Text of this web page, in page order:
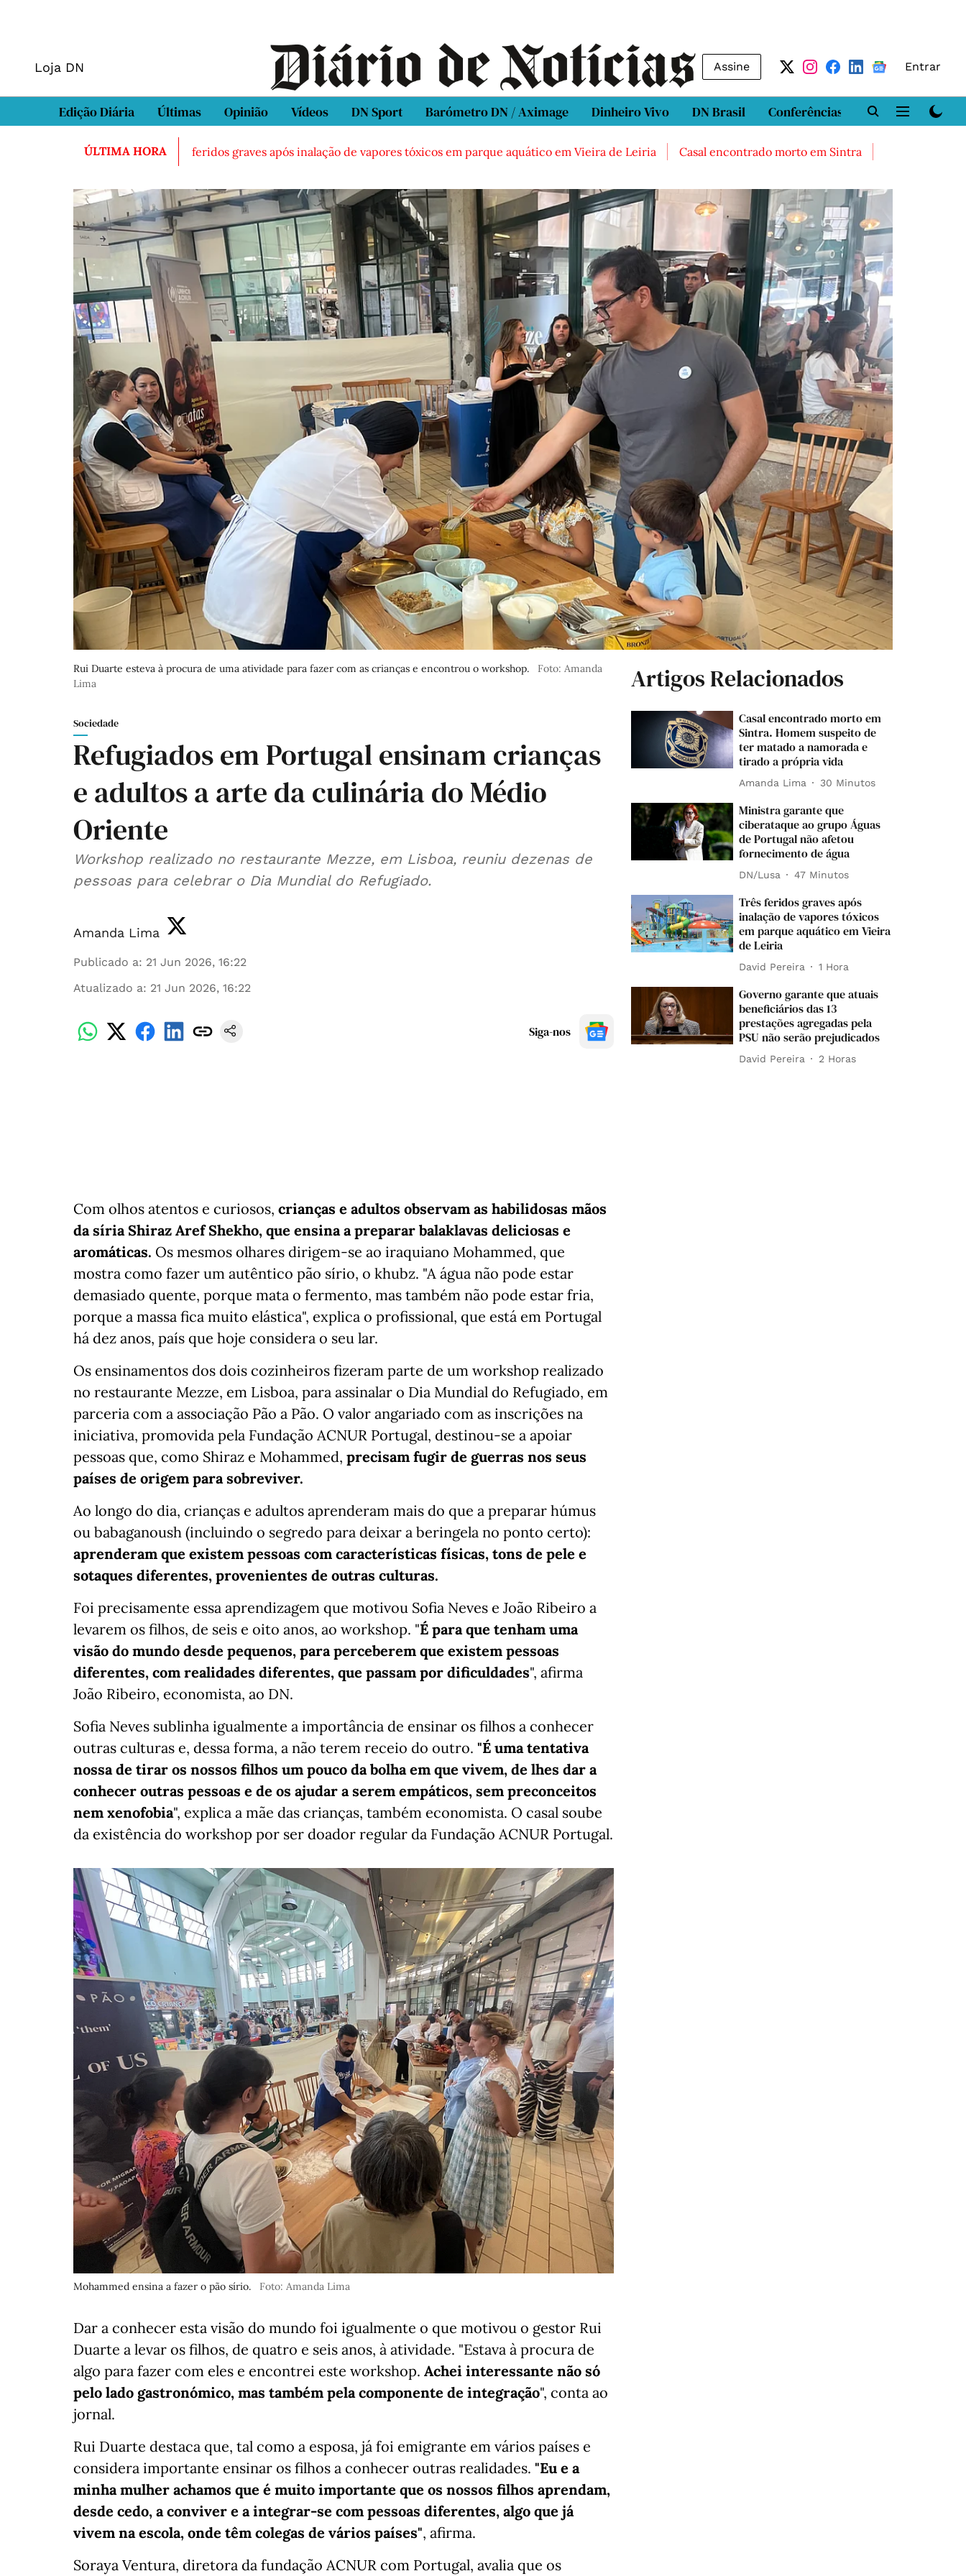
Loja DN Assine Entrar
Edição Diária Últimas Opinião Vídeos DN Sport Barómetro DN / Aximage Dinheiro Vivo DN Brasil Conferências DN LAB
ÚLTIMA HORA
em Sintra Três feridos graves após inalação de vapores tóxicos em parque aquático em Vieira de Leiria Casal encontrado morto em Sintra Três feridos graves após
Rui Duarte esteva à procura de uma atividade para fazer com as crianças e encontrou o workshop.
Foto: Amanda
Lima
Sociedade
Refugiados em Portugal ensinam crianças
e adultos a arte da culinária do Médio
Oriente
Workshop realizado no restaurante Mezze, em Lisboa, reuniu dezenas de
pessoas para celebrar o Dia Mundial do Refugiado.
Amanda Lima
Publicado a: 21 Jun 2026, 16:22
Atualizado a: 21 Jun 2026, 16:22
Siga-nos
Com olhos atentos e curiosos, crianças e adultos observam as habilidosas mãos
da síria Shiraz Aref Shekho, que ensina a preparar balaklavas deliciosas e
aromáticas. Os mesmos olhares dirigem-se ao iraquiano Mohammed, que
mostra como fazer um autêntico pão sírio, o khubz. "A água não pode estar
demasiado quente, porque mata o fermento, mas também não pode estar fria,
porque a massa fica muito elástica", explica o profissional, que está em Portugal
há dez anos, país que hoje considera o seu lar.
Os ensinamentos dos dois cozinheiros fizeram parte de um workshop realizado
no restaurante Mezze, em Lisboa, para assinalar o Dia Mundial do Refugiado, em
parceria com a associação Pão a Pão. O valor angariado com as inscrições na
iniciativa, promovida pela Fundação ACNUR Portugal, destinou-se a apoiar
pessoas que, como Shiraz e Mohammed, precisam fugir de guerras nos seus
países de origem para sobreviver.
Ao longo do dia, crianças e adultos aprenderam mais do que a preparar húmus
ou babaganoush (incluindo o segredo para deixar a beringela no ponto certo):
aprenderam que existem pessoas com características físicas, tons de pele e
sotaques diferentes, provenientes de outras culturas.
Foi precisamente essa aprendizagem que motivou Sofia Neves e João Ribeiro a
levarem os filhos, de seis e oito anos, ao workshop. "É para que tenham uma
visão do mundo desde pequenos, para perceberem que existem pessoas
diferentes, com realidades diferentes, que passam por dificuldades", afirma
João Ribeiro, economista, ao DN.
Sofia Neves sublinha igualmente a importância de ensinar os filhos a conhecer
outras culturas e, dessa forma, a não terem receio do outro. "É uma tentativa
nossa de tirar os nossos filhos um pouco da bolha em que vivem, de lhes dar a
conhecer outras pessoas e de os ajudar a serem empáticos, sem preconceitos
nem xenofobia", explica a mãe das crianças, também economista. O casal soube
da existência do workshop por ser doador regular da Fundação ACNUR Portugal.
Mohammed ensina a fazer o pão sírio. Foto: Amanda Lima
Dar a conhecer esta visão do mundo foi igualmente o que motivou o gestor Rui
Duarte a levar os filhos, de quatro e seis anos, à atividade. "Estava à procura de
algo para fazer com eles e encontrei este workshop. Achei interessante não só
pelo lado gastronómico, mas também pela componente de integração", conta ao
jornal.
Rui Duarte destaca que, tal como a esposa, já foi emigrante em vários países e
considera importante ensinar os filhos a conhecer outras realidades. "Eu e a
minha mulher achamos que é muito importante que os nossos filhos aprendam,
desde cedo, a conviver e a integrar-se com pessoas diferentes, algo que já
vivem na escola, onde têm colegas de vários países", afirma.
Soraya Ventura, diretora da fundação ACNUR com Portugal, avalia que os
Artigos Relacionados
Casal encontrado morto em
Sintra. Homem suspeito de
ter matado a namorada e
tirado a própria vida
Amanda Lima 30 Minutos
Ministra garante que
ciberataque ao grupo Águas
de Portugal não afetou
fornecimento de água
DN/Lusa 47 Minutos
Três feridos graves após
inalação de vapores tóxicos
em parque aquático em Vieira
de Leiria
David Pereira 1 Hora
Governo garante que atuais
beneficiários das 13
prestações agregadas pela
PSU não serão prejudicados
David Pereira 2 Horas